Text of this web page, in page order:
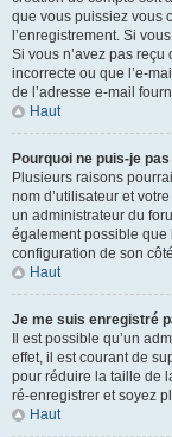
que vous puissiez vous
l’enregistrement. Si
Si vous n’avez pas
incorrecte ou que l’e-
de l’adresse e-mail
Haut
Pourquoi ne puis-je
Plusieurs raisons
nom d’utilisateur et
un administrateur du
également possible que
configuration de son
Haut
Je me suis enregistré
Il est possible qu’un
effet, il est courant de
pour réduire la taille de
ré-enregistrer et soyez
Haut